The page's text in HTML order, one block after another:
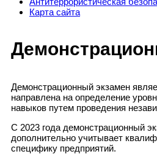
Карта сайта
Демонстрационный экзамен
направлена на определение
навыков путем проведения
С 2023 года демонстрационный
дополнительно учитывает
специфику предприятий.